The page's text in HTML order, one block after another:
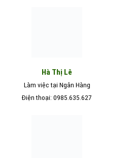
Hà Thị Lê
Làm việc tại Ngân Hàng
Điện thoại: 0985.635.627